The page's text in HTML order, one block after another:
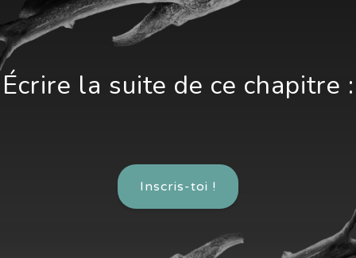
Écrire la suite de ce chapitre :
Inscris-toi !